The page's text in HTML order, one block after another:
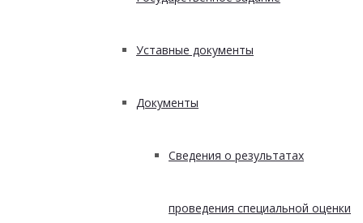
Уставные документы
Документы
Сведения о результатах
проведения специальной оценки